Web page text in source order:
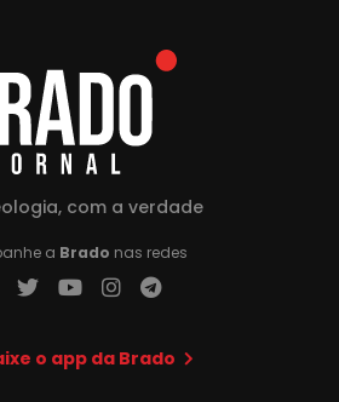
com a verdade
a Brado nas redes
o app da Brado